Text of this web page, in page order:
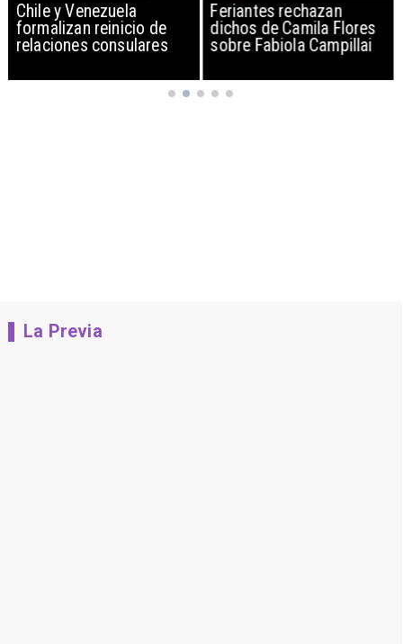
Chile y Venezuela
formalizan reinicio de
relaciones consulares
Feriantes rechazan
dichos de Camila Flores
sobre Fabiola Campillai
La Previa